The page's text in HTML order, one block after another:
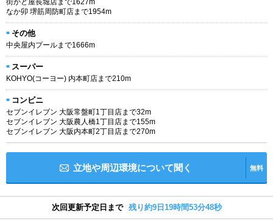
街かど屋長堀店まで1627m
なか卯 堺筋周防町店まで1954m
その他
中央屋内プールまで1666m
スーパー
KOHYO(コーヨー) 内本町店まで210m
コンビニ
セブンイレブン 大阪常盤町1丁目店まで32m
セブンイレブン 大阪農人橋1丁目店まで155m
セブンイレブン 大阪内本町2丁目店まで270m
立地や周辺環境について聞く 無料
次回更新予定日まで 残り約9日19時間53分48秒